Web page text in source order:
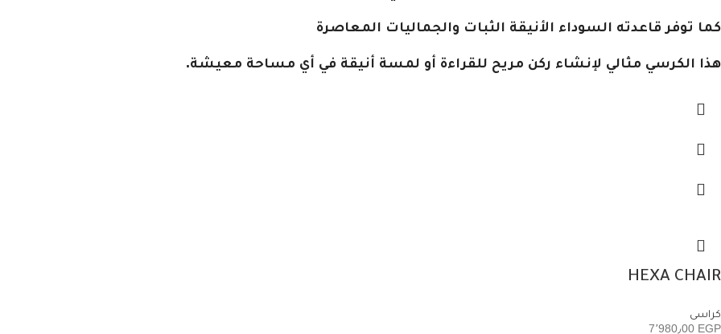
كما توفر قاعدته السوداء الأنيقة الثبات والجماليات المعاصرة
هذا الكرسي مثالي لإنشاء ركن مريح للقراءة أو لمسة أنيقة في أي مساحة معيشة.
HEXA CHAIR
كراسى
7٬980٫00 EGP